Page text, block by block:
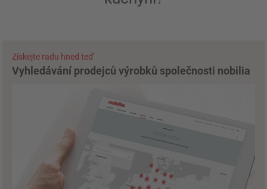
Získejte radu hned teď
Vyhledávání prodejců výrobků společnosti nobilia